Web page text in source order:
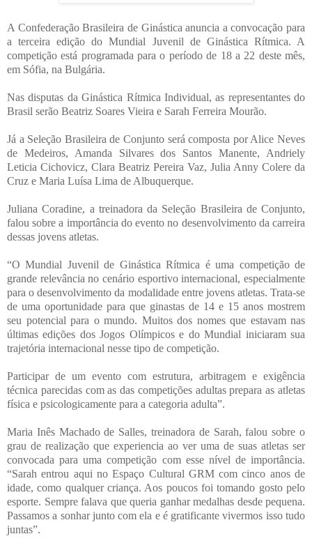
A Confederação Brasileira de Ginástica anuncia a convocação para
a terceira edição do Mundial Juvenil de Ginástica Rítmica. A
competição está programada para o período de 18 a 22 deste mês,
em Sófia, na Bulgária.
Nas disputas da Ginástica Rítmica Individual, as representantes do
Brasil serão Beatriz Soares Vieira e Sarah Ferreira Mourão.
Já a Seleção Brasileira de Conjunto será composta por Alice Neves
de Medeiros, Amanda Silvares dos Santos Manente, Andriely
Leticia Cichovicz, Clara Beatriz Pereira Vaz, Julia Anny Colere da
Cruz e Maria Luísa Lima de Albuquerque.
Juliana Coradine, a treinadora da Seleção Brasileira de Conjunto,
falou sobre a importância do evento no desenvolvimento da carreira
dessas jovens atletas.
“O Mundial Juvenil de Ginástica Rítmica é uma competição de
grande relevância no cenário esportivo internacional, especialmente
para o desenvolvimento da modalidade entre jovens atletas. Trata-se
de uma oportunidade para que ginastas de 14 e 15 anos mostrem
seu potencial para o mundo. Muitos dos nomes que estavam nas
últimas edições dos Jogos Olímpicos e do Mundial iniciaram sua
trajetória internacional nesse tipo de competição.
Participar de um evento com estrutura, arbitragem e exigência
técnica parecidas com as das competições adultas prepara as atletas
física e psicologicamente para a categoria adulta”.
Maria Inês Machado de Salles, treinadora de Sarah, falou sobre o
grau de realização que experiencia ao ver uma de suas atletas ser
convocada para uma competição com esse nível de importância.
“Sarah entrou aqui no Espaço Cultural GRM com cinco anos de
idade, como qualquer criança. Aos poucos foi tomando gosto pelo
esporte. Sempre falava que queria ganhar medalhas desde pequena.
Passamos a sonhar junto com ela e é gratificante vivermos isso tudo
juntas”.